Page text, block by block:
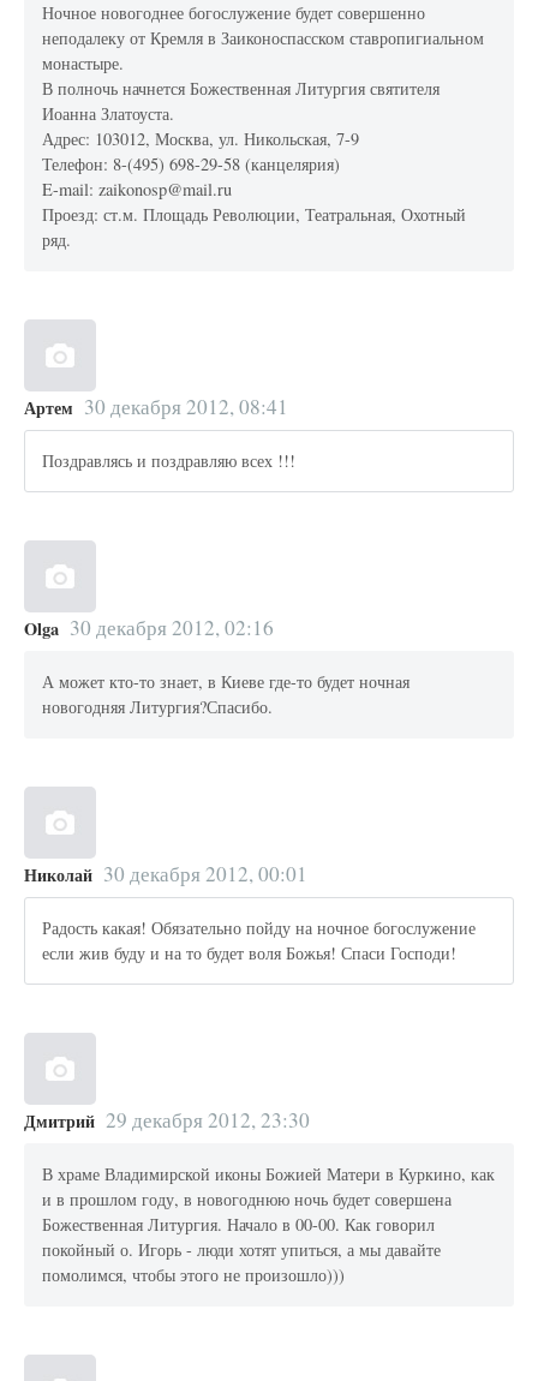
Ночное новогоднее богослужение будет совершенно
неподалеку от Кремля в Заиконоспасском ставропигиальном
монастыре.
В полночь начнется Божественная Литургия святителя
Иоанна Златоуста.
Адрес: 103012, Москва, ул. Никольская, 7-9
Телефон: 8-(495) 698-29-58 (канцелярия)
E-mail: zaikonosp@mail.ru
Проезд: ст.м. Площадь Революции, Театральная, Охотный
ряд.
Артем 30 декабря 2012, 08:41
Поздравлясь и поздравляю всех !!!
Olga 30 декабря 2012, 02:16
А может кто-то знает, в Киеве где-то будет ночная
новогодняя Литургия?Спасибо.
Николай 30 декабря 2012, 00:01
Радость какая! Обязательно пойду на ночное богослужение
если жив буду и на то будет воля Божья! Спаси Господи!
Дмитрий 29 декабря 2012, 23:30
В храме Владимирской иконы Божией Матери в Куркино, как
и в прошлом году, в новогоднюю ночь будет совершена
Божественная Литургия. Начало в 00-00. Как говорил
покойный о. Игорь - люди хотят упиться, а мы давайте
помолимся, чтобы этого не произошло)))